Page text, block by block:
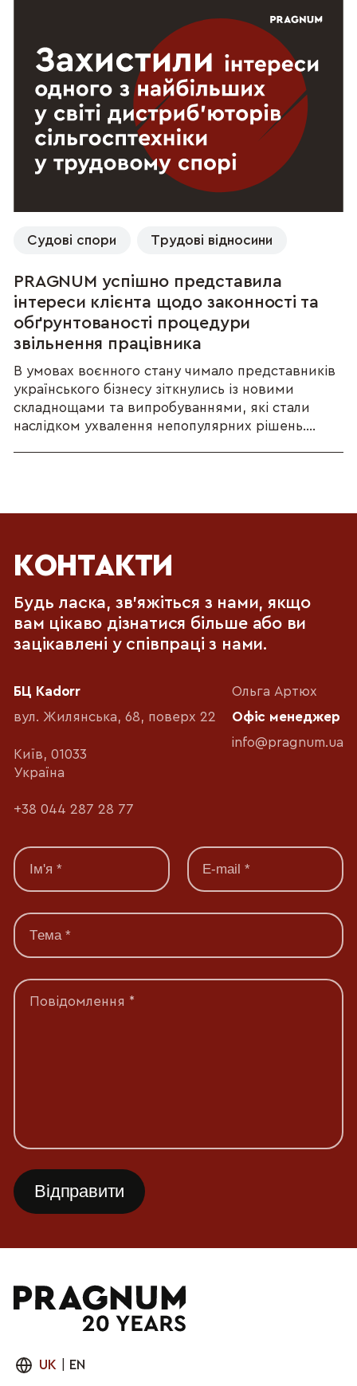
Судові спори Трудові відносини
PRAGNUM успішно представила
інтереси клієнта щодо законності та
обґрунтованості процедури
звільнення працівника
В умовах воєнного стану чимало представників
українського бізнесу зіткнулись із новими
складнощами та випробуваннями, які стали
наслідком ухвалення непопулярних рішень....
КОНТАКТИ
Будь ласка, зв'яжіться з нами, якщо
вам цікаво дізнатися більше або ви
зацікавлені у співпраці з нами.
БЦ Kadorr
вул. Жилянська, 68, поверх 22
Київ, 01033
Україна
+38 044 287 28 77
Ольга Артюх
Офіс менеджер
info@pragnum.ua
Повідомлення *
UK EN